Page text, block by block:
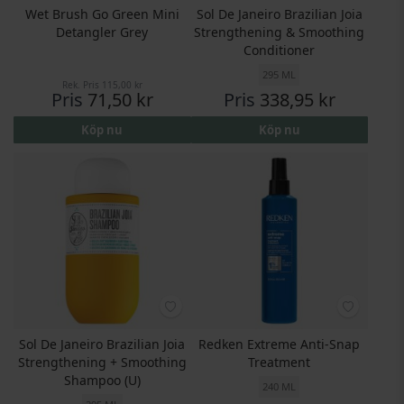
Wet Brush Go Green Mini
Detangler Grey
Rek. Pris 115,00 kr
Pris 71,50 kr
Köp nu
Sol De Janeiro Brazilian Joia
Strengthening & Smoothing
Conditioner
295 ML
Pris 338,95 kr
Köp nu
Sol De Janeiro Brazilian Joia
Strengthening + Smoothing
Shampoo (U)
Redken Extreme Anti-Snap
Treatment
240 ML